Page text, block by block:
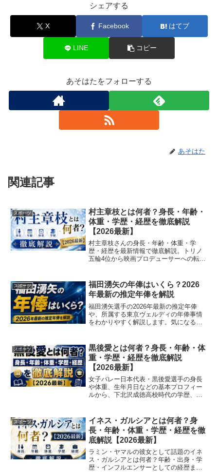
シェアする
X Facebook はてブ
LINE コピー
あそはたをフォローする
あそはた
関連記事
スポーツ
村主章枝とは何者？身長・年齢・
体重・学歴・経歴を徹底解説
【2026最新】
村主章枝さんの身長・年齢・体重・学
歴・経歴を最新情報で徹底解説。トリノ
五輪4位から映画プロデューサーへの転身
スポーツ
福田湧矢の年俸はいくら？2026
年最新の推定年俸を解説
福田湧矢選手の2026年最新の推定年俸
や、所属する東京ヴェルディの年俸事情
をわかりやすく解説します。気になる金
スポーツ
黒後愛とは何者？身長・年齢・体
重・学歴・経歴を徹底解説
【2026最新】
女子バレー日本代表・黒後愛選手の身長
や体重、生年月日などの基本プロフィー
ルから、下北沢成徳高校時代の学歴、東
ます。
スポーツ
イネス・ガルシアとは何者？身
長・年齢・体重・学歴・経歴を徹
底解説【2026最新】
ラミン・ヤマルの彼女として話題のイネ
ス・ガルシアとは何者？年齢・出身・学
歴・インフルエンサーとしての経歴ま